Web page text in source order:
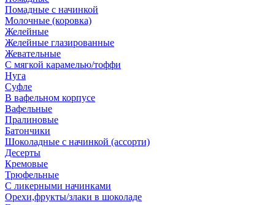
Помадные с начинкой
Молочные (коровка)
Желейные
Желейные глазированные
Жевательные
С мягкой карамелью/тоффи
Нуга
Суфле
В вафельном корпусе
Вафельные
Пралиновые
Батончики
Шоколадные с начинкой (ассорти)
Десерты
Кремовые
Трюфельные
С ликерными начинками
Орехи,фрукты/злаки в шоколаде